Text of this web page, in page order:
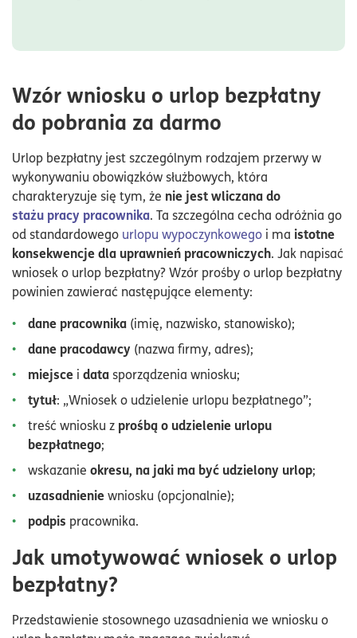
Wzór wniosku o urlop bezpłatny
do pobrania za darmo
Urlop bezpłatny jest szczególnym rodzajem przerwy w
wykonywaniu obowiązków służbowych, która
charakteryzuje się tym, że nie jest wliczana do
stażu pracy pracownika. Ta szczególna cecha odróżnia go
od standardowego urlopu wypoczynkowego i ma istotne
konsekwencje dla uprawnień pracowniczych. Jak napisać
wniosek o urlop bezpłatny? Wzór prośby o urlop bezpłatny
powinien zawierać następujące elementy:
dane pracownika (imię, nazwisko, stanowisko);
dane pracodawcy (nazwa firmy, adres);
miejsce i data sporządzenia wniosku;
tytuł: „Wniosek o udzielenie urlopu bezpłatnego”;
treść wniosku z prośbą o udzielenie urlopu
bezpłatnego;
wskazanie okresu, na jaki ma być udzielony urlop;
uzasadnieniewniosku (opcjonalnie);
podpis pracownika.
Jak umotywować wniosek o urlop
bezpłatny?
Przedstawienie stosownego uzasadnienia we wniosku o